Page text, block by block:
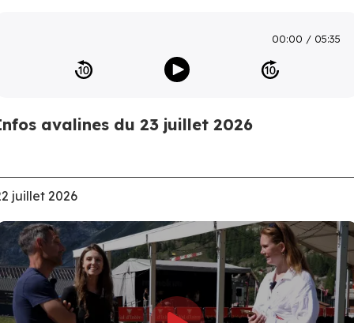
00:00 05:35
avalines du 23 juillet 2026
juillet 2026